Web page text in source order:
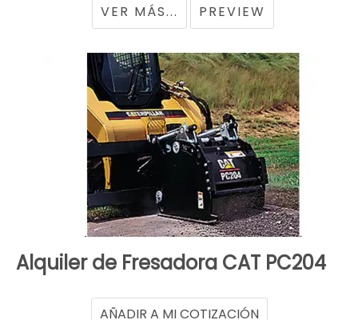
VER MÁS... PREVIEW
Alquiler de Fresadora CAT PC204